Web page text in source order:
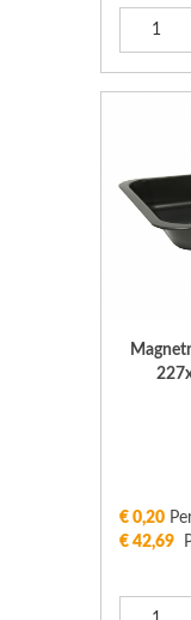
€ 0,20
€ 42,69